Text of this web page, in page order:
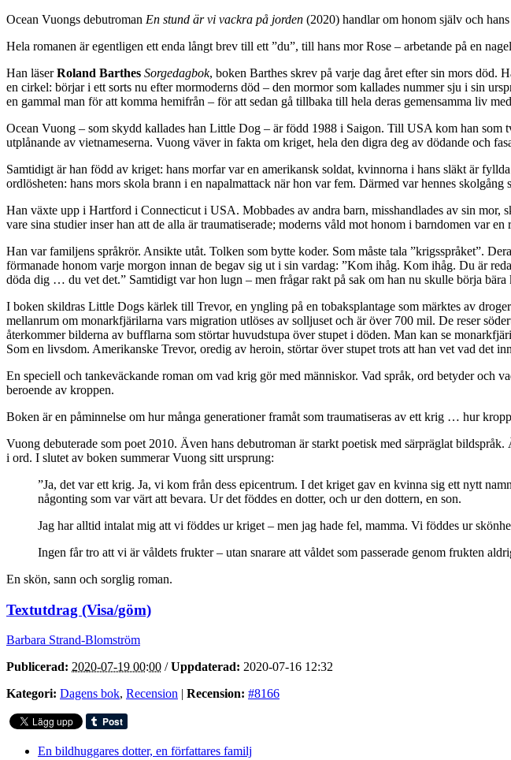
Ocean Vuongs debutroman En stund är vi vackra på jorden (2020) handlar om honom själv och
Hela romanen är egentligen ett enda långt brev till ett ”du”, till hans mor Rose – arbetande på en
Han läserRoland Barthes Sorgedagbok, boken Barthes skrev på varje dag året efter sin mors
en cirkel: börjar i ett sorts nu efter mormoderns död – den mormor som kallades nummer sju i sin
en gammal man för att komma hemifrån – för att sedan gå tillbaka till hela deras gemensamma liv
Ocean Vuong – som skydd kallades han Little Dog – är född 1988 i Saigon. Till USA kom han
utplånande av vietnameserna. Vuong väver in fakta om kriget, hela den digra deg av dödande och
Samtidigt är han född av kriget: hans morfar var en amerikansk soldat, kvinnorna i hans släkt är
ordlösheten: hans mors skola brann i en napalmattack när hon var fem. Därmed var hennes skolgång
Han växte upp i Hartford i Connecticut i USA. Mobbades av andra barn, misshandlades av sin
vare sina studier inser han att de alla är traumatiserade; moderns våld mot honom i barndomen var
Han var familjens språkrör. Ansikte utåt. Tolken som bytte koder. Som måste tala ”krigsspråket”.
förmanade honom varje morgon innan de begav sig ut i sin vardag: ”Kom ihåg. Kom ihåg. Du är
döda dig … du vet det.” Samtidigt var hon lugn – men frågar rakt på sak om han nu skulle börja
I boken skildras Little Dogs kärlek till Trevor, en yngling på en tobaksplantage som märktes av
mellanrum om monarkfjärilarna vars migration utlöses av solljuset och är över 700 mil. De reser
återkommer bilderna av bufflarna som störtar huvudstupa över stupet i döden. Man kan se
Som en livsdom. Amerikanske Trevor, oredig av heroin, störtar över stupet trots att han vet vad det
En speciell och tankeväckande roman om vad krig gör med människor. Vad språk, ord betyder och
beroende av kroppen.
Boken är en påminnelse om hur många generationer framåt som traumatiseras av ett krig … hur
Vuong debuterade som poet 2010. Även hans debutroman är starkt poetisk med särpräglat
i ord. I slutet av boken summerar Vuong sitt ursprung:
”Ja, det var ett krig. Ja, vi kom från dess epicentrum. I det kriget gav en kvinna sig ett nytt
någonting som var värt att bevara. Ur det föddes en dotter, och ur den dottern, en son.
Jag har alltid intalat mig att vi föddes ur kriget – men jag hade fel, mamma. Vi föddes ur
Ingen får tro att vi är våldets frukter – utan snarare att våldet som passerade genom frukten
En skön, sann och sorglig roman.
Textutdrag (Visa/göm)
Barbara Strand-Blomström
Publicerad: 2020-07-19 00:00 /Uppdaterad: 2020-07-16 12:32
Kategori: Dagens bok, Recension | Recension: #8166
En bildhuggares dotter, en författares familj